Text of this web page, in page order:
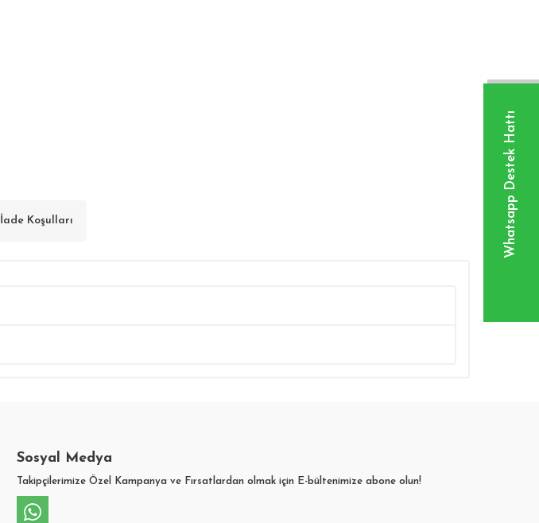
Whatsapp Destek Hattı
İade Koşulları
Sosyal Medya
Takipçilerimize Özel Kampanya ve Fırsatlardan olmak için E-bültenimize abone olun!